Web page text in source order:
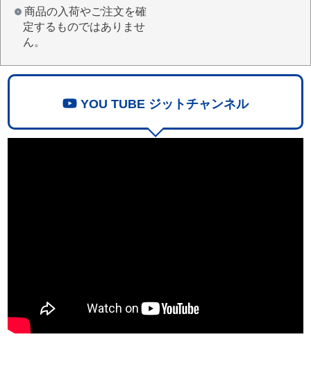
商品の入荷やご注文を確
定するものではありませ
ん。
YOU TUBE ジットチャンネル